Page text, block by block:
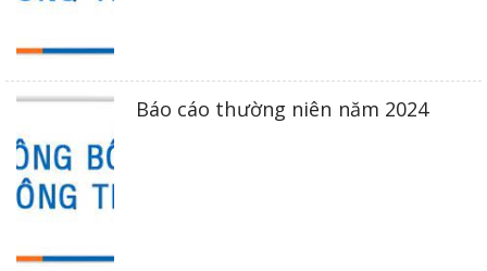
Báo cáo thường niên năm 2024